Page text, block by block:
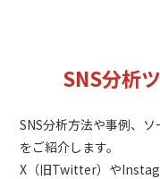
QUIDブランドのご紹介
SNS分析
SNS分析方法や事例、
をご紹介します。
X（旧Twitter）や